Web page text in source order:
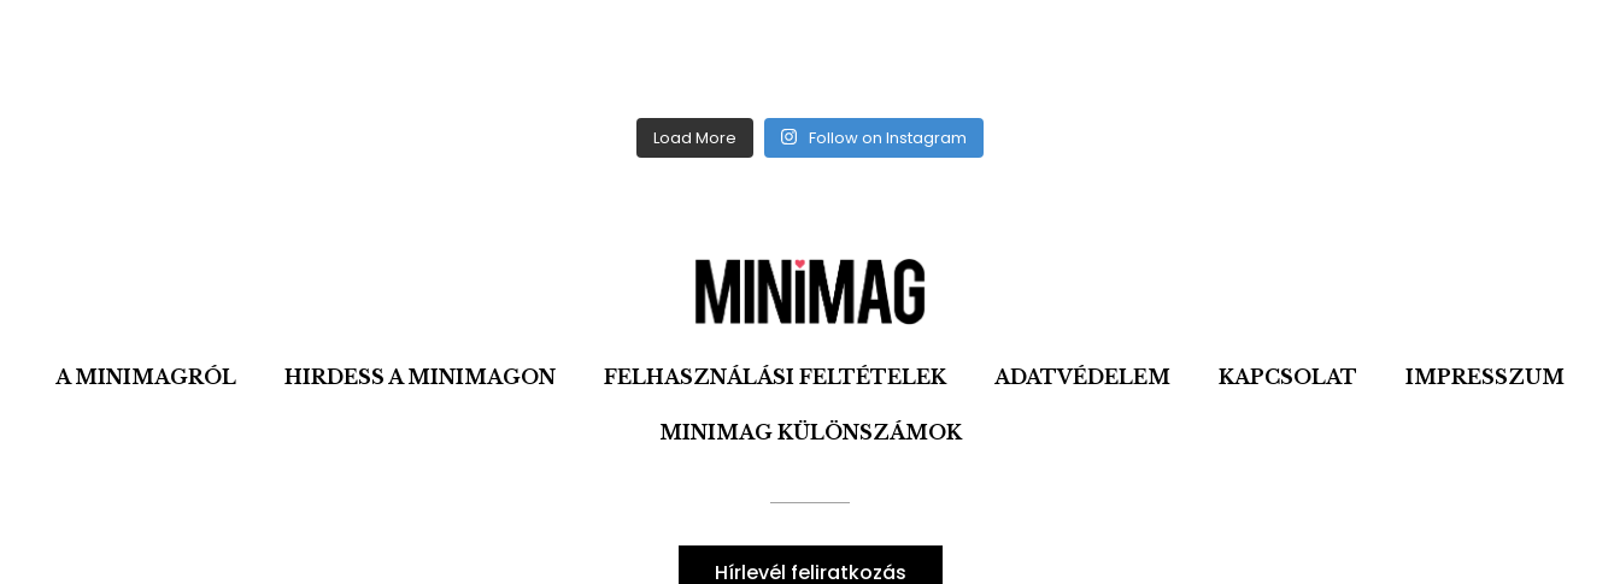
Load More Follow on Instagram
A MINIMAGRÓL HIRDESS A MINIMAGON FELHASZNÁLÁSI FELTÉTELEK ADATVÉDELEM KAPCSOLAT IMPRESSZUM
MINIMAG KÜLÖNSZÁMOK
Hírlevél feliratkozás